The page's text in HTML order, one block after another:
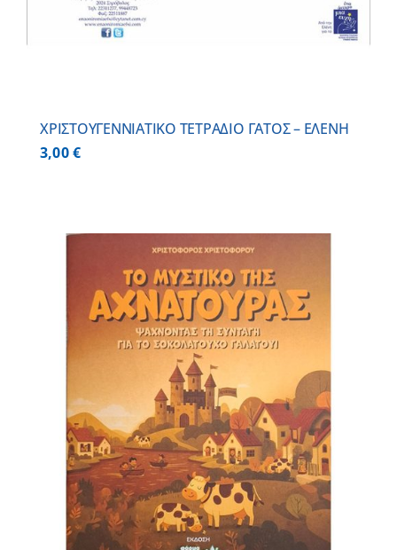
ΧΡΙΣΤΟΥΓΕΝΝΙΑΤΙΚΟ ΤΕΤΡΑΔΙΟ ΓΑΤΟΣ – ΕΛΕΝΗ
3,00€